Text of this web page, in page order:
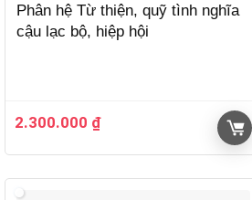
Phân hệ Từ thiện, quỹ tình nghĩa
cậu lạc bộ, hiệp hội
2.300.000 ₫